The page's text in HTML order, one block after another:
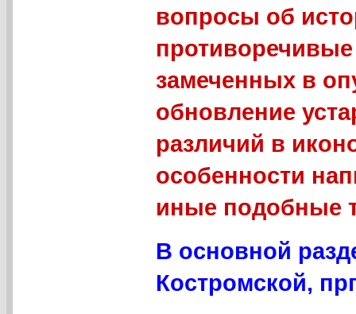
вопросы об
замеченных в
обновление
различий в
особенности
иные подобные
В основной
Костромской,